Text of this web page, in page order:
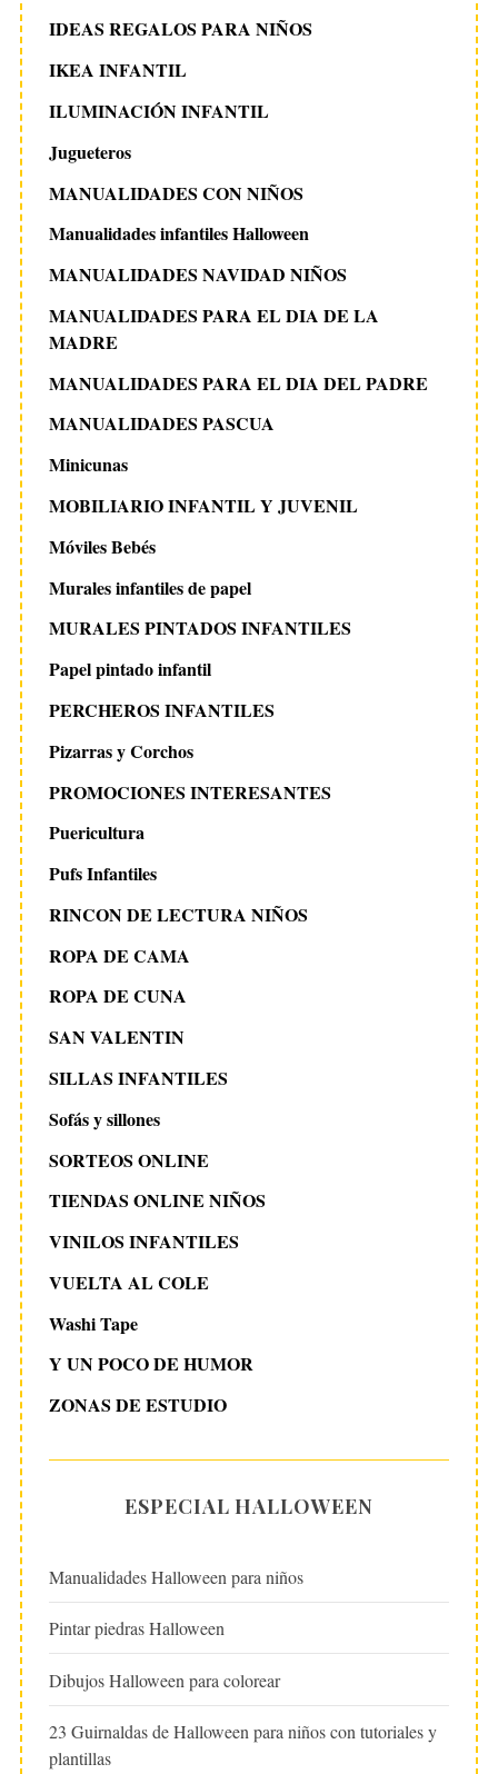
IDEAS REGALOS PARA NIÑOS
IKEA INFANTIL
ILUMINACIÓN INFANTIL
Jugueteros
MANUALIDADES CON NIÑOS
Manualidades infantiles Halloween
MANUALIDADES NAVIDAD NIÑOS
MANUALIDADES PARA EL DIA DE LA
MADRE
MANUALIDADES PARA EL DIA DEL PADRE
MANUALIDADES PASCUA
Minicunas
MOBILIARIO INFANTIL Y JUVENIL
Móviles Bebés
Murales infantiles de papel
MURALES PINTADOS INFANTILES
Papel pintado infantil
PERCHEROS INFANTILES
Pizarras y Corchos
PROMOCIONES INTERESANTES
Puericultura
Pufs Infantiles
RINCON DE LECTURA NIÑOS
ROPA DE CAMA
ROPA DE CUNA
SAN VALENTIN
SILLAS INFANTILES
Sofás y sillones
SORTEOS ONLINE
TIENDAS ONLINE NIÑOS
VINILOS INFANTILES
VUELTA AL COLE
Washi Tape
Y UN POCO DE HUMOR
ZONAS DE ESTUDIO
ESPECIAL HALLOWEEN
Manualidades Halloween para niños
Pintar piedras Halloween
Dibujos Halloween para colorear
23 Guirnaldas de Halloween para niños con tutoriales y
plantillas